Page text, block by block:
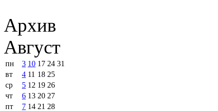
Архив
Август
пн 3 10 17 24 31
вт
4 11 18 25
ср
5 12 19 26
чт
6 13 20 27
пт
7 14 21 28